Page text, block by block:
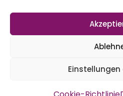
Einstellungen